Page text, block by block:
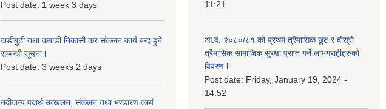
Post date: 1 week 3 days
जडीबुटी तथा कबाडी निकासी कर संकलन कार्य बन्द हुने
सम्बन्धी सूचना l
Post date: 3 weeks 2 days
नदीजन्य पदार्थ उत्खलन, संकलन तथा भण्डारण कार्य
11:21
आ.व. २०८०/८१ को प्रथम त्रैमासिक छुट र दोस्रो
त्रैमासिक सामाजिक सुरक्षा प्राप्त गर्ने लाभग्राहीहरुको
विवरण l
Post date: Friday, January 19, 2024 -
14:52